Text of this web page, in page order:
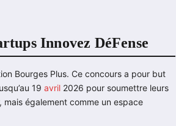
Innovez DéFense
Bourges Plus. Ce concours a pour but
19 avril 2026 pour soumettre leurs
également comme un espace